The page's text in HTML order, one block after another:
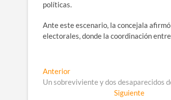
políticas.
Ante este escenario, la concejala
electorales, donde la coordinación
Navegación
de
AnteriorEntrada
anterior:
Un sobreviviente y dos desaparecidos
SiguienteEntrada